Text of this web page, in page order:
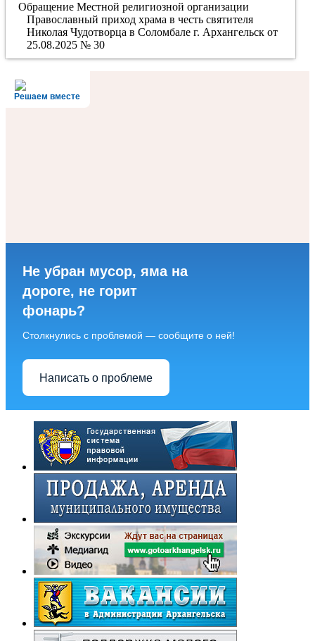
Обращение Местной религиозной организации
Православный приход храма в честь святителя
Николая Чудотворца в Соломбале г. Архангельск от
25.08.2025 № 30
Решаем вместе
Не убран мусор, яма на
дороге, не горит
фонарь?
Столкнулись с проблемой — сообщите о ней!
Написать о проблеме